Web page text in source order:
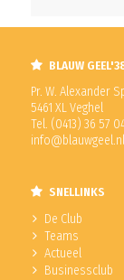
BLAUW
Pr. W. Alexander
5461 XL Veghel
Tel. (0413) 36 57
info@blauwgeel.nl
SNELLINKS
De Club
Teams
Actueel
Businessclub